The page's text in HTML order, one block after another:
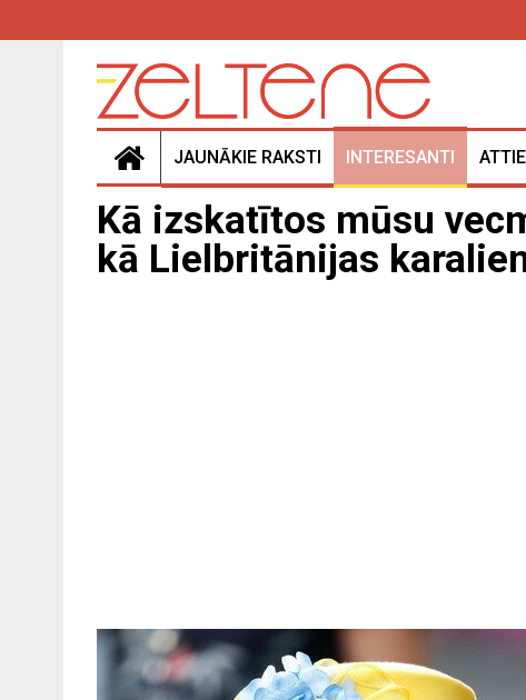
JAUNĀKIE RAKSTI INTERESANTI
Kā izskatītos mūsu
kā Lielbritānijas